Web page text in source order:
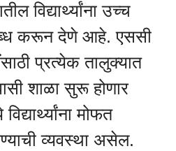
विद्यार्थ्यांना उच्च
करून देणे आहे. एससी
प्रत्येक तालुक्यात
शाळा सुरू होणार
मोफत
व्यवस्था असेल.